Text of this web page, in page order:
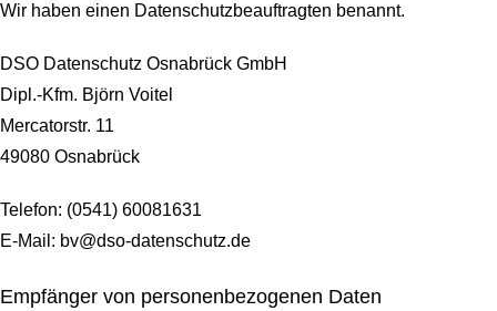
Wir haben einen Datenschutzbeauftragten benannt.
DSO Datenschutz Osnabrück GmbH
Dipl.-Kfm. Björn Voitel
Mercatorstr. 11
49080 Osnabrück
Telefon: (0541) 60081631
E-Mail: bv@dso-datenschutz.de
Empfänger von personenbezogenen Daten